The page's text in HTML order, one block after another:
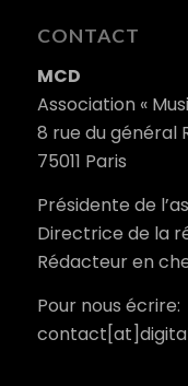
CONTACT
MCD
Association «
8 rue du général
75011 Paris
Présidente de
Directrice de la
Rédacteur en
Pour nous écrire: